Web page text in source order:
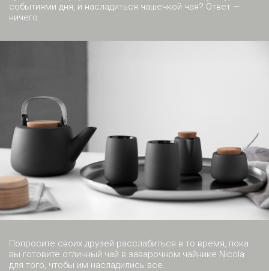
событиями дня, и насладиться чашечкой чая? Ответ —
ничего.
Попросите своих друзей расслабиться в то время, пока
вы готовите отличный чай в заварочном чайнике Nicola
для того, чтобы им насладились все.